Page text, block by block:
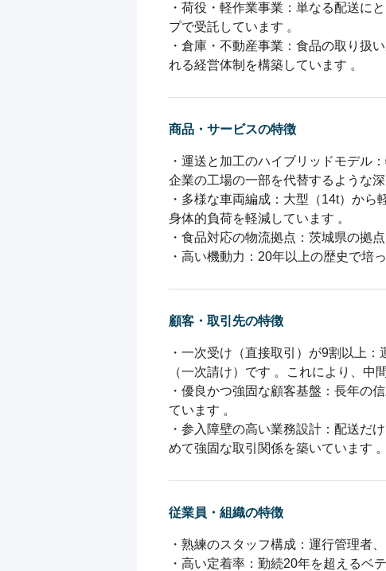
・荷役・軽作業事業：単なる配送に
プで受託しています 。
・倉庫・不動産事業：食品の取り扱
れる経営体制を構築しています 。
商品・サービスの特徴
・運送と加工のハイブリッドモデル
企業の工場の一部を代替するような
・多様な車両編成：大型（14t）か
身体的負荷を軽減しています 。
・食品対応の物流拠点：茨城県の拠
・高い機動力：20年以上の歴史で培
顧客・取引先の特徴
・一次受け（直接取引）が9割以上
（一次請け）です 。これにより、中
・優良かつ強固な顧客基盤：長年の
ています 。
・参入障壁の高い業務設計：配送だ
めて強固な取引関係を築いています 。
従業員・組織の特徴
・熟練のスタッフ構成：運行管理者
・高い定着率：勤続20年を超えるベ